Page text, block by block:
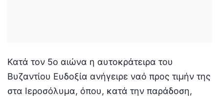
Κατά τον 5ο αιώνα η αυτοκράτειρα του
Βυζαντίου Ευδοξία ανήγειρε ναό προς τιμήν της
στα Ιεροσόλυμα, όπου, κατά την παράδοση,